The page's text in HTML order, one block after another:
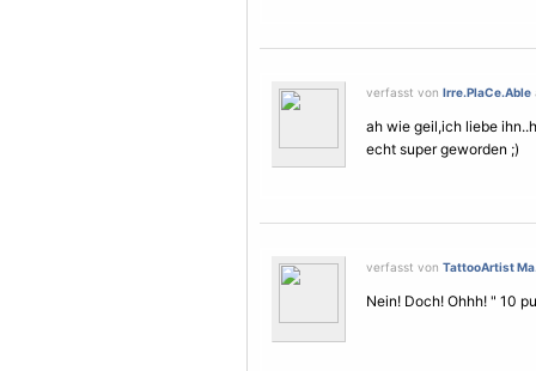
verfasst von Irre.PlaCe.Able
ah wie geil,ich liebe
echt super geworden ;)
verfasst von TattooArtist
Nein! Doch! Ohhh! " 10